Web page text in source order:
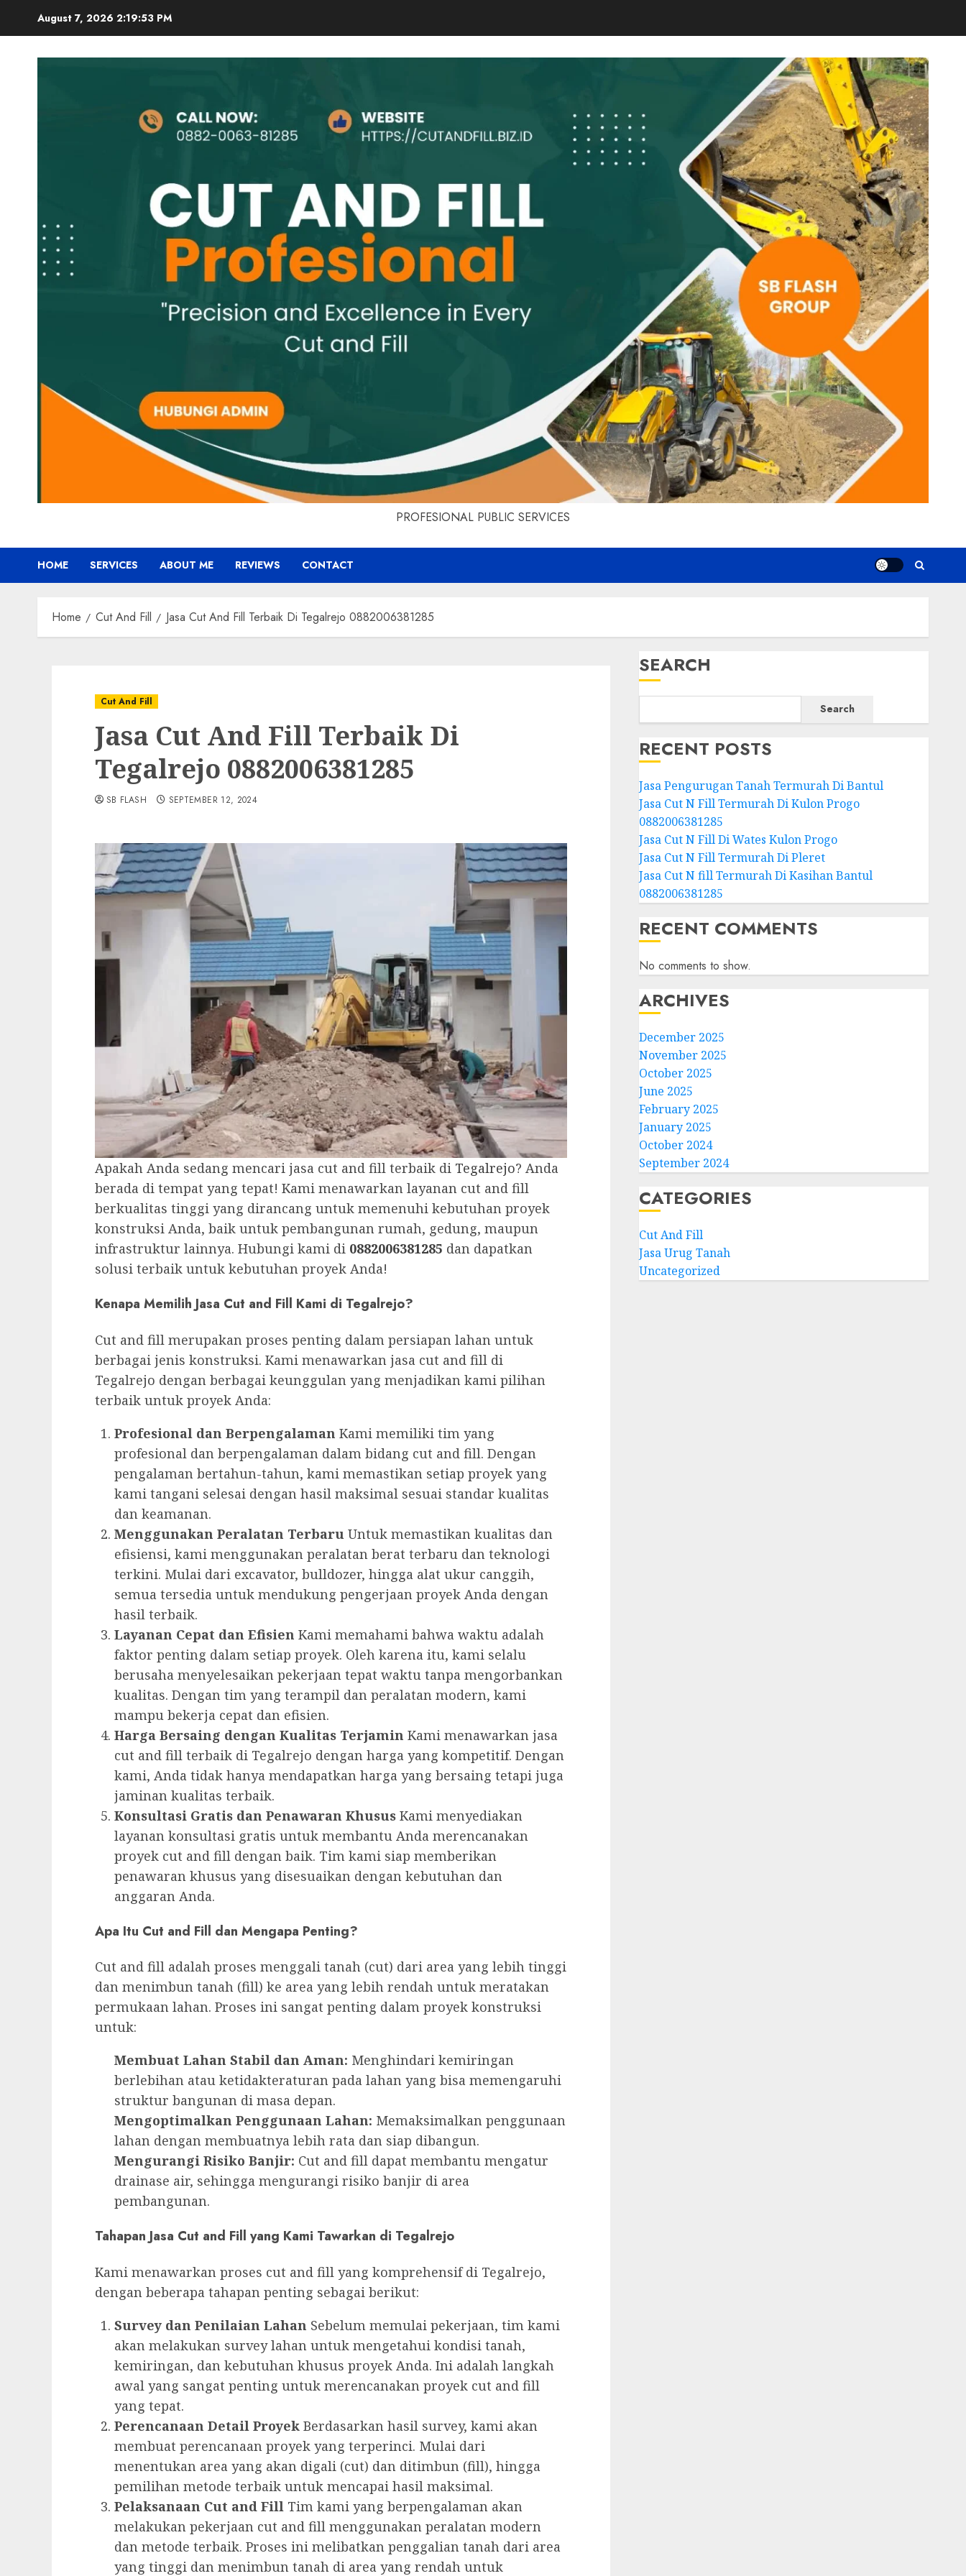
August 7, 2026 2:19:54 PM
PROFESIONAL PUBLIC SERVICES
HOME SERVICES ABOUT ME REVIEWS CONTACT
Home Cut And Fill Jasa Cut And Fill Terbaik Di Tegalrejo 0882006381285
Cut And Fill
Jasa Cut And Fill Terbaik Di
Tegalrejo 0882006381285
SB FLASH SEPTEMBER 12, 2024
Apakah Anda sedang mencari jasa cut and fill terbaik di Tegalrejo? Anda
berada di tempat yang tepat! Kami menawarkan layanan cut and fill
berkualitas tinggi yang dirancang untuk memenuhi kebutuhan proyek
konstruksi Anda, baik untuk pembangunan rumah, gedung, maupun
infrastruktur lainnya. Hubungi kami di 0882006381285 dan dapatkan
solusi terbaik untuk kebutuhan proyek Anda!
Kenapa Memilih Jasa Cut and Fill Kami di Tegalrejo?
Cut and fill merupakan proses penting dalam persiapan lahan untuk
berbagai jenis konstruksi. Kami menawarkan jasa cut and fill di
Tegalrejo dengan berbagai keunggulan yang menjadikan kami pilihan
terbaik untuk proyek Anda:
Profesional dan Berpengalaman Kami memiliki tim yang
profesional dan berpengalaman dalam bidang cut and fill. Dengan
pengalaman bertahun-tahun, kami memastikan setiap proyek yang
kami tangani selesai dengan hasil maksimal sesuai standar kualitas
dan keamanan.
Menggunakan Peralatan Terbaru Untuk memastikan kualitas dan
efisiensi, kami menggunakan peralatan berat terbaru dan teknologi
terkini. Mulai dari excavator, bulldozer, hingga alat ukur canggih,
semua tersedia untuk mendukung pengerjaan proyek Anda dengan
hasil terbaik.
Layanan Cepat dan Efisien Kami memahami bahwa waktu adalah
faktor penting dalam setiap proyek. Oleh karena itu, kami selalu
berusaha menyelesaikan pekerjaan tepat waktu tanpa mengorbankan
kualitas. Dengan tim yang terampil dan peralatan modern, kami
mampu bekerja cepat dan efisien.
Harga Bersaing dengan Kualitas Terjamin Kami menawarkan jasa
cut and fill terbaik di Tegalrejo dengan harga yang kompetitif. Dengan
kami, Anda tidak hanya mendapatkan harga yang bersaing tetapi juga
jaminan kualitas terbaik.
Konsultasi Gratis dan Penawaran Khusus Kami menyediakan
layanan konsultasi gratis untuk membantu Anda merencanakan
proyek cut and fill dengan baik. Tim kami siap memberikan
penawaran khusus yang disesuaikan dengan kebutuhan dan
anggaran Anda.
Apa Itu Cut and Fill dan Mengapa Penting?
Cut and fill adalah proses menggali tanah (cut) dari area yang lebih tinggi
dan menimbun tanah (fill) ke area yang lebih rendah untuk meratakan
permukaan lahan. Proses ini sangat penting dalam proyek konstruksi
untuk:
Membuat Lahan Stabil dan Aman: Menghindari kemiringan
berlebihan atau ketidakteraturan pada lahan yang bisa memengaruhi
struktur bangunan di masa depan.
Mengoptimalkan Penggunaan Lahan: Memaksimalkan penggunaan
lahan dengan membuatnya lebih rata dan siap dibangun.
Mengurangi Risiko Banjir: Cut and fill dapat membantu mengatur
drainase air, sehingga mengurangi risiko banjir di area
pembangunan.
Tahapan Jasa Cut and Fill yang Kami Tawarkan di Tegalrejo
Kami menawarkan proses cut and fill yang komprehensif di Tegalrejo,
dengan beberapa tahapan penting sebagai berikut:
Survey dan Penilaian Lahan Sebelum memulai pekerjaan, tim kami
akan melakukan survey lahan untuk mengetahui kondisi tanah,
kemiringan, dan kebutuhan khusus proyek Anda. Ini adalah langkah
awal yang sangat penting untuk merencanakan proyek cut and fill
yang tepat.
Perencanaan Detail Proyek Berdasarkan hasil survey, kami akan
membuat perencanaan proyek yang terperinci. Mulai dari
menentukan area yang akan digali (cut) dan ditimbun (fill), hingga
pemilihan metode terbaik untuk mencapai hasil maksimal.
Pelaksanaan Cut and Fill Tim kami yang berpengalaman akan
melakukan pekerjaan cut and fill menggunakan peralatan modern
dan metode terbaik. Proses ini melibatkan penggalian tanah dari area
yang tinggi dan menimbun tanah di area yang rendah untuk
SEARCH
Search
RECENT POSTS
Jasa Pengurugan Tanah Termurah Di Bantul
Jasa Cut N Fill Termurah Di Kulon Progo
0882006381285
Jasa Cut N Fill Di Wates Kulon Progo
Jasa Cut N Fill Termurah Di Pleret
Jasa Cut N fill Termurah Di Kasihan Bantul
0882006381285
RECENT COMMENTS
No comments to show.
ARCHIVES
December 2025
November 2025
October 2025
June 2025
February 2025
January 2025
October 2024
September 2024
CATEGORIES
Cut And Fill
Jasa Urug Tanah
Uncategorized